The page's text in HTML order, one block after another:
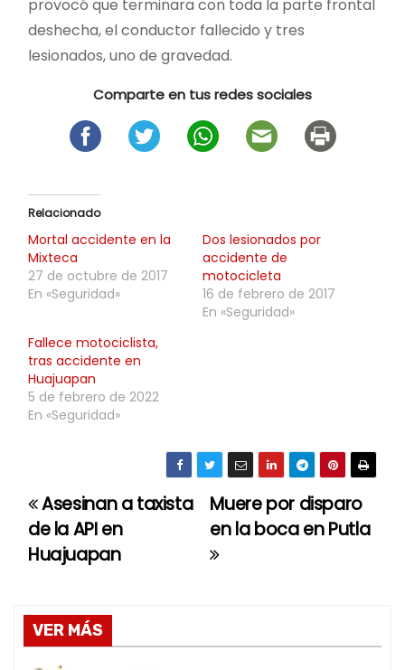
provocó que terminara con toda la parte frontal
deshecha, el conductor fallecido y tres
lesionados, uno de gravedad.
Comparte en tus redes sociales
Relacionado
Mortal accidente en la
Mixteca
27 de octubre de 2017
En «Seguridad»
Dos lesionados por
accidente de
motocicleta
16 de febrero de 2017
En «Seguridad»
Fallece motociclista,
tras accidente en
Huajuapan
5 de febrero de 2022
En «Seguridad»
N
a
e
g
Muere por disparo
en la boca en Putla
Asesinan a taxista
de la API en
Huajuapan
VER MÁS